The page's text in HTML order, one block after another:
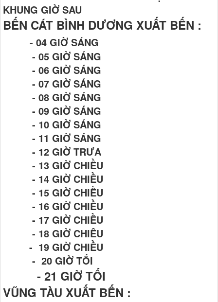
KHUNG GIỜ SAU
BẾN CÁT BÌNH DƯƠNG XUẤT BẾN :
- 04 GIỜ SÁNG
- 05 GIỜ SÁNG
- 06 GIỜ SÁNG
- 07 GIỜ SÁNG
- 08 GIỜ SÁNG
- 09 GIỜ SÁNG
- 10 GIỜ SÁNG
- 11 GIỜ SÁNG
- 12 GIỜ TRƯA
- 13 GIỜ CHIỀU
- 14 GIỜ CHIỀU
- 15 GIỜ CHIỀU
- 16 GIỜ CHIỀU
- 17 GIỜ CHIỀU
- 18 GIỜ CHIÊU
- 19 GIỜ CHIỀU
- 20 GIỜ TỐI
- 21 GIỜ TỐI
VŨNG TÀU XUẤT BẾN :